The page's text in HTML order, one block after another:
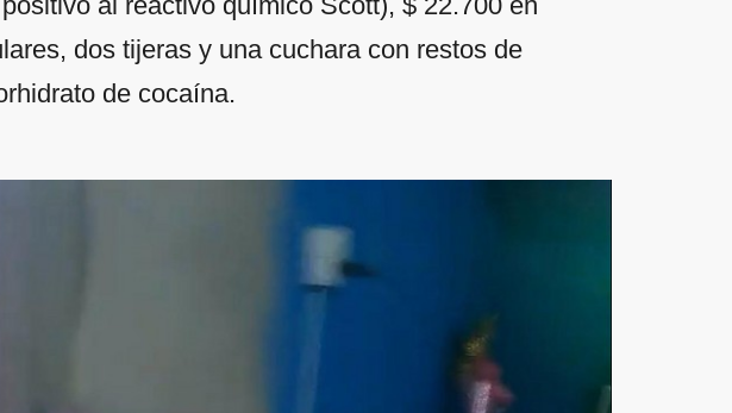
dos tijeras y una cuchara con restos de
de cocaína.